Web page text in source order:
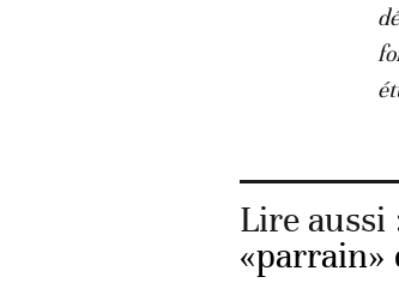
Lire
«parrain»